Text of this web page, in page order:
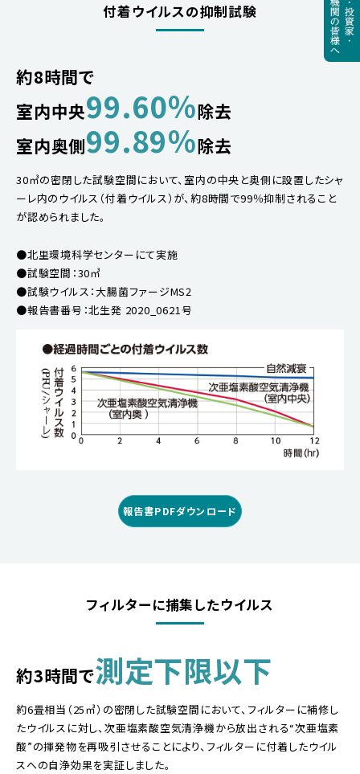
付着ウイルスの抑制試験
約8時間で
室内中央99.60％除去
室内奥側99.89％除去
30㎥の密閉した試験空間において、室内の中央と奥側に設置したシャ
ーレ内のウイルス（付着ウイルス）が、約8時間で99％抑制されること
が認められました。
●北里環境科学センターにて実施
●試験空間：30㎥
●試験ウイルス：大腸菌ファージMS2
●報告書番号：北生発 2020_0621号
報告書PDFダウンロード
フィルターに捕集したウイルス
約3時間で測定下限以下
約6畳相当（25㎥）の密閉した試験空間において、フィルターに補修し
たウイルスに対し、次亜塩素酸空気清浄機から放出される“次亜塩素
酸”の揮発物を再吸引させることにより、フィルターに付着したウイル
スへの自浄効果を実証しました。